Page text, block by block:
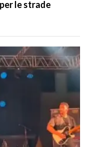
le strade